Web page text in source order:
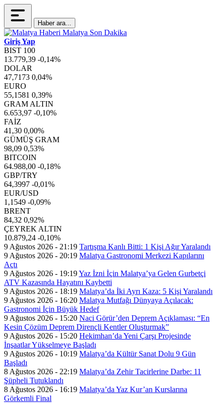
Haber ara...
Giriş Yap
BIST 100
13.779,39 -0,14%
DOLAR
47,7173 0,04%
EURO
55,1581 0,39%
GRAM ALTIN
6.653,97 -0,10%
FAİZ
41,30 0,00%
GÜMÜŞ GRAM
98,09 0,53%
BITCOIN
64.988,00 -0,18%
GBP/TRY
64,3997 -0,01%
EUR/USD
1,1549 -0,09%
BRENT
84,32 0,92%
ÇEYREK ALTIN
10.879,24 -0,10%
9 Ağustos 2026 - 21:19 Tartışma Kanlı Bitti: 1 Kişi Ağır Yaralandı
9 Ağustos 2026 - 20:19 Malatya Gastronomi Merkezi Kapılarını
Açtı
9 Ağustos 2026 - 19:19Yaz İzni İçin Malatya’ya Gelen Gurbetçi
ATV Kazasında Hayatını Kaybetti
9 Ağustos 2026 - 18:19 Malatya’da İki Ayrı Kaza: 5 Kişi Yaralandı
9 Ağustos 2026 - 16:20 Malatya Mutfağı Dünyaya Açılacak:
Gastronomi İçin Büyük Hedef
9 Ağustos 2026 - 15:20 Naci Görür’den Deprem Açıklaması: “En
Kesin Çözüm Deprem Dirençli Kentler Oluşturmak”
9 Ağustos 2026 - 15:20 Hekimhan’da Yeni Çarşı Projesinde
İnşaatlar Yükselmeye Başladı
9 Ağustos 2026 - 10:19 Malatya’da Kültür Sanat Dolu 9 Gün
Başladı
8 Ağustos 2026 - 22:19 Malatya’da Zehir Tacirlerine Darbe: 11
Şüpheli Tutuklandı
8 Ağustos 2026 - 16:19 Malatya’da Yaz Kur’an Kurslarına
Görkemli Final